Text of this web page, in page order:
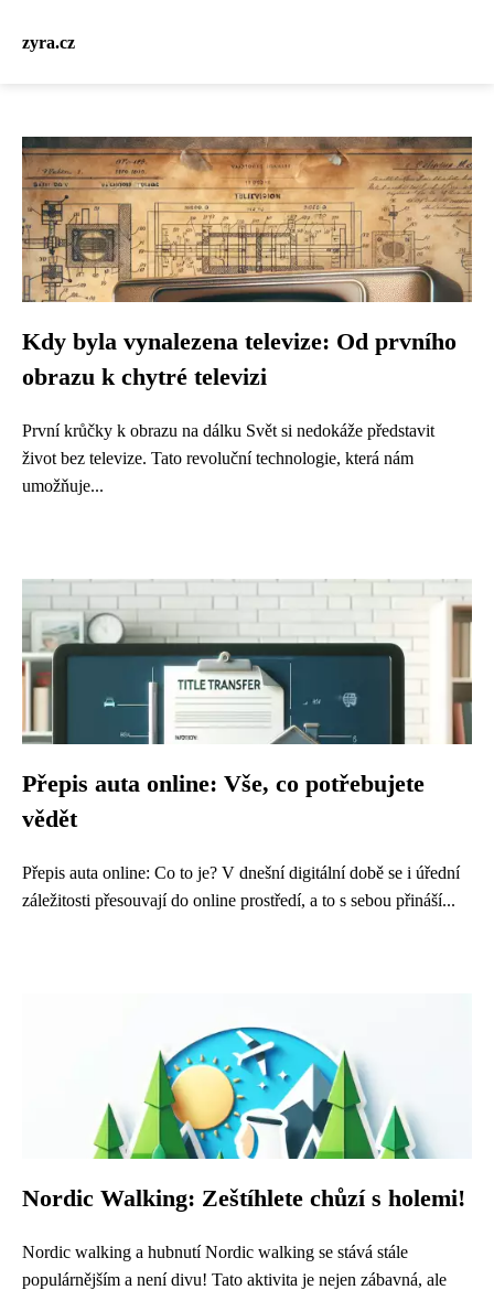
zyra.cz
Kdy byla vynalezena televize: Od prvního
obrazu k chytré televizi
První krůčky k obrazu na dálku Svět si nedokáže představit
život bez televize. Tato revoluční technologie, která nám
umožňuje...
Přepis auta online: Vše, co potřebujete
vědět
Přepis auta online: Co to je? V dnešní digitální době se i úřední
záležitosti přesouvají do online prostředí, a to s sebou přináší...
Nordic Walking: Zeštíhlete chůzí s holemi!
Nordic walking a hubnutí Nordic walking se stává stále
populárnějším a není divu! Tato aktivita je nejen zábavná, ale